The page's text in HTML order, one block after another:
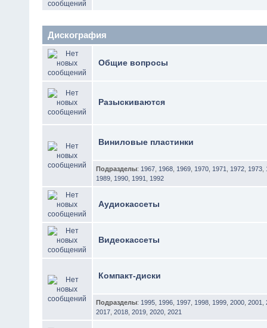
Дискография
Общие вопросы
Разыскиваются
Виниловые пластинки
Подразделы: 1967 1968 1969 1970 1971 1972 1973
1989 1990 1991 1992
Аудиокассеты
Видеокассеты
Компакт-диски
Подразделы: 1995 1996 1997 1998 1999 2000 2001
2017 2018 2019 2020 2021